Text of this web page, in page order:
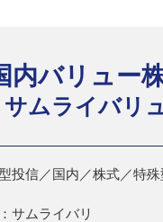
内バリュー
サムライバリ
投信／国内／株式／特
サムライバリ